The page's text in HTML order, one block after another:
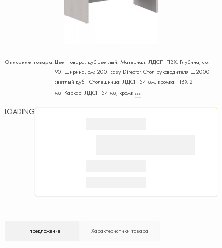
Описание товара: Цвет товара: дуб светлый. Материал: ЛДCП ПВХ. Глубина, см:
90. Ширина, см: 200. Easy Director Стол руководителя Ш2000
светлый дуб. Столешница: ЛДСП 54 мм, кромка: ПВХ 2
мм Каркас: ЛДСП 54 мм, кромк
LOADING
1 предложение Характеристики товара